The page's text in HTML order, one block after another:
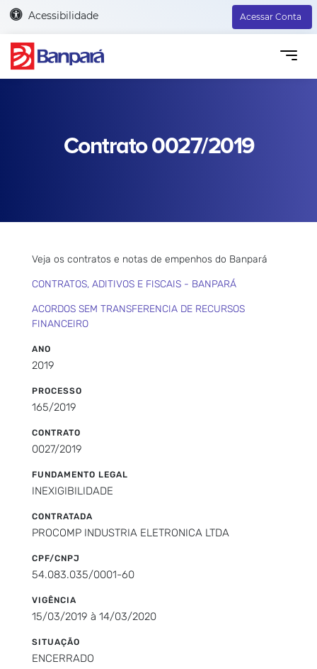
Acessibilidade Acessar Conta
Contrato 0027/2019
Veja os contratos e notas de empenhos do Banpará
CONTRATOS, ADITIVOS E FISCAIS - BANPARÁ
ACORDOS SEM TRANSFERENCIA DE RECURSOS
FINANCEIRO
ANO
2019
PROCESSO
165/2019
CONTRATO
0027/2019
FUNDAMENTO LEGAL
INEXIGIBILIDADE
CONTRATADA
PROCOMP INDUSTRIA ELETRONICA LTDA
CPF/CNPJ
54.083.035/0001-60
VIGÊNCIA
15/03/2019 à 14/03/2020
SITUAÇÃO
ENCERRADO